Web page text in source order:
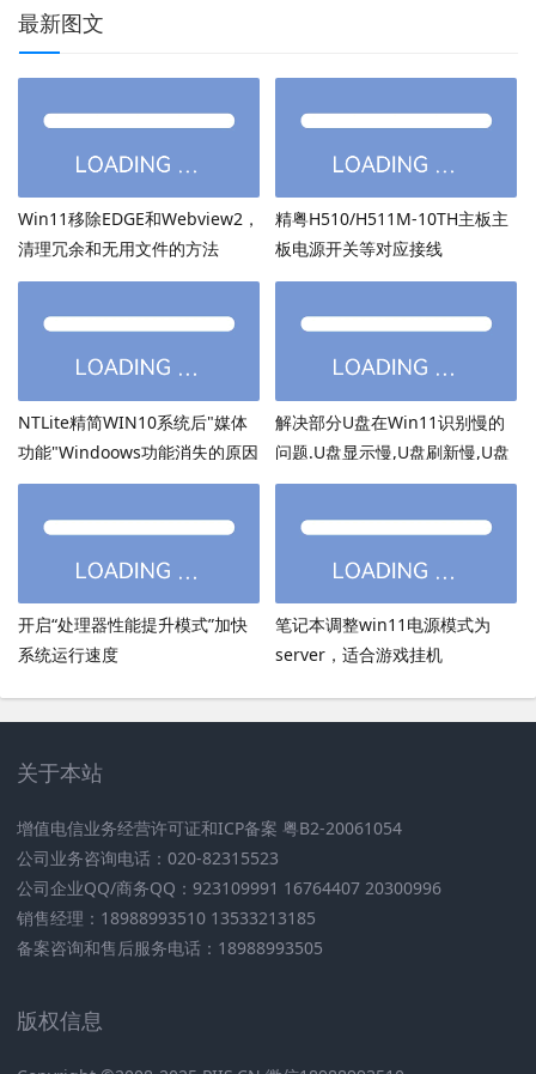
最新图文
Win11移除EDGE和Webview2，
清理冗余和无用文件的方法
精粤H510/H511M-10TH主板主
板电源开关等对应接线
NTLite精简WIN10系统后"媒体
功能"Windoows功能消失的原因
解决部分U盘在Win11识别慢的
问题.U盘显示慢,U盘刷新慢,U盘
加载慢
开启“处理器性能提升模式”加快
系统运行速度
笔记本调整win11电源模式为
server，适合游戏挂机
关于本站
增值电信业务经营许可证和ICP备案 粤B2-20061054
公司业务咨询电话：020-82315523
公司企业QQ/商务QQ：923109991 16764407 20300996
销售经理：18988993510 13533213185
备案咨询和售后服务电话：18988993505
版权信息